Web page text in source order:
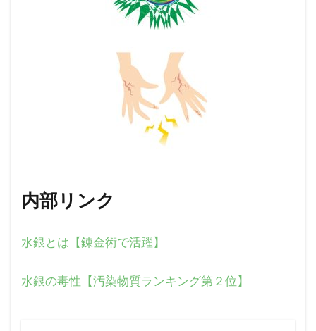
内部リンク
水銀とは【錬金術で活躍】
水銀の毒性【汚染物質ランキング第２位】